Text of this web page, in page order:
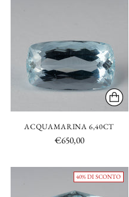
ACQUAMARINA 6,40CT
€650,00
40% DI SCONTO